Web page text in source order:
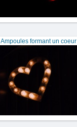
Ampoules formant un coeur